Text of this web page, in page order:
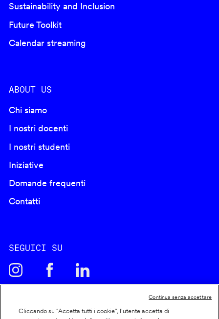
Sustainability and Inclusion
Future Toolkit
Calendar streaming
ABOUT US
Chi siamo
I nostri docenti
I nostri studenti
Iniziative
Domande frequenti
Contatti
SEGUICI SU
Cliccando su “Accetta tutti i cookie”, l'utente accetta di
Continua senza accettare